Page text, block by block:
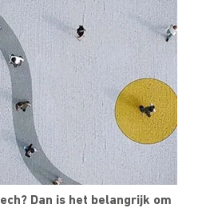
Dan is het belangrijk om